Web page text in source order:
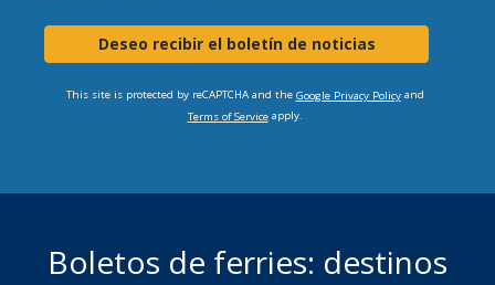
Deseo recibir el boletín de noticias
This site is protected by reCAPTCHA and the Google Privacy Policyand
Terms of Serviceapply.
Boletos de ferries: destinos